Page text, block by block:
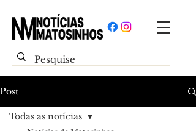
Post
Todas as notícias